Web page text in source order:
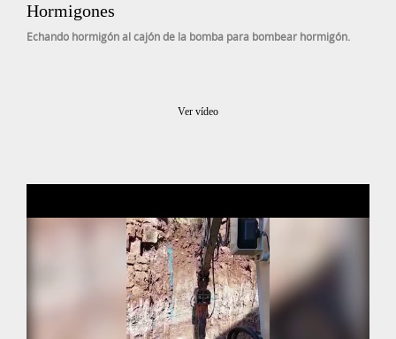
Hormigones
Echando hormigón al cajón de la bomba para bombear hormigón.
Ver vídeo